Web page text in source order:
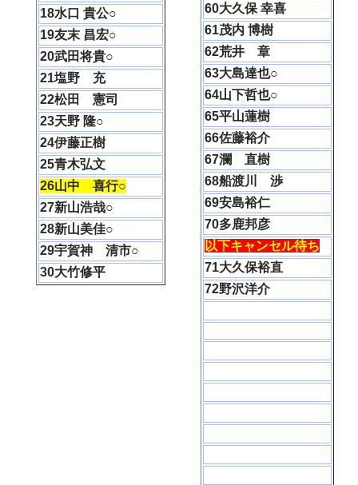
18水口 貴公○
19友末 昌宏○
20武田将貴○
21塩野 充
22松田 憲司
23天野 隆○
24伊藤正樹
25青木弘文
26山中 喜行○
27新山浩哉○
28新山美佳○
29宇賀神 清市○
30大竹修平
60大久保 幸喜
61茂内 博樹
62荒井 章
63大島達也○
64山下哲也○
65平山蓮樹
66佐藤裕介
67瀾 直樹
68船渡川 渉
69安島裕仁
70多鹿邦彦
以下キャンセル待ち
71大久保裕直
72野沢洋介